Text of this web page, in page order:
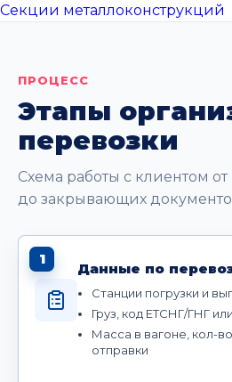
Секции металлоконструкций
ПРОЦЕСС
Этапы
перевозки
Схема работы с клиентом
до закрывающих
1
Данные по
Станции погрузки и
Груз, код ЕТСНГ/ГНГ
Масса в вагоне, кол-
отправки